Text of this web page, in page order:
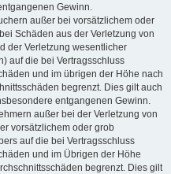
Gewinn.
außer bei vorsätzlichem oder
Schäden aus der Verletzung von
der Verletzung wesentlicher
auf die bei Vertragsschluss
und im übrigen der Höhe nach
begrenzt. Dies gilt auch
entgangenen Gewinn.
außer bei der Verletzung von
vorsätzlichem oder grob
auf die bei Vertragsschluss
und im Übrigen der Höhe
begrenzt. Dies gilt